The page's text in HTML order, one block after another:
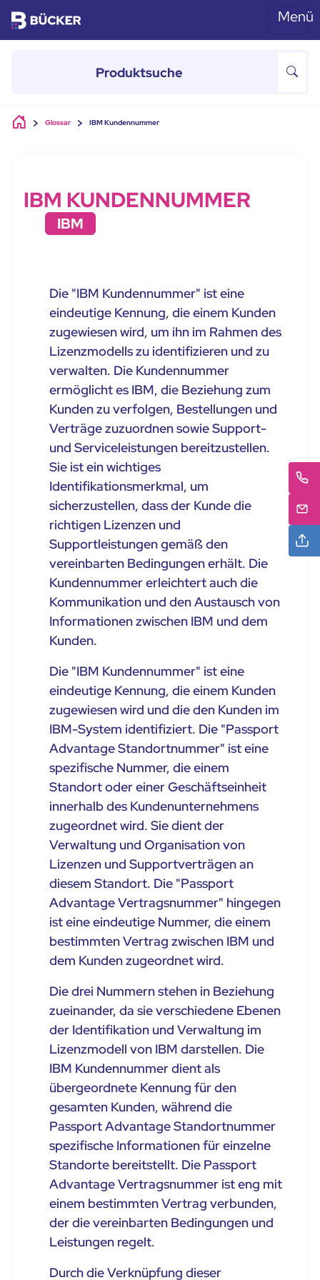
Skip to main content Menü
Glossar IBM Kundennummer
IBM KUNDENNUMMER
IBM
Die "IBM Kundennummer" ist eine
eindeutige Kennung, die einem Kunden
zugewiesen wird, um ihn im Rahmen des
Lizenzmodells zu identifizieren und zu
verwalten. Die Kundennummer
ermöglicht es IBM, die Beziehung zum
Kunden zu verfolgen, Bestellungen und
Verträge zuzuordnen sowie Support-
und Serviceleistungen bereitzustellen.
Sie ist ein wichtiges
Identifikationsmerkmal, um
sicherzustellen, dass der Kunde die
richtigen Lizenzen und
Supportleistungen gemäß den
vereinbarten Bedingungen erhält. Die
Kundennummer erleichtert auch die
Kommunikation und den Austausch von
Informationen zwischen IBM und dem
Kunden.
Die "IBM Kundennummer" ist eine
eindeutige Kennung, die einem Kunden
zugewiesen wird und die den Kunden im
IBM-System identifiziert. Die "Passport
Advantage Standortnummer" ist eine
spezifische Nummer, die einem
Standort oder einer Geschäftseinheit
innerhalb des Kundenunternehmens
zugeordnet wird. Sie dient der
Verwaltung und Organisation von
Lizenzen und Supportverträgen an
diesem Standort. Die "Passport
Advantage Vertragsnummer" hingegen
ist eine eindeutige Nummer, die einem
bestimmten Vertrag zwischen IBM und
dem Kunden zugeordnet wird.
Die drei Nummern stehen in Beziehung
zueinander, da sie verschiedene Ebenen
der Identifikation und Verwaltung im
Lizenzmodell von IBM darstellen. Die
IBM Kundennummer dient als
übergeordnete Kennung für den
gesamten Kunden, während die
Passport Advantage Standortnummer
spezifische Informationen für einzelne
Standorte bereitstellt. Die Passport
Advantage Vertragsnummer ist eng mit
einem bestimmten Vertrag verbunden,
der die vereinbarten Bedingungen und
Leistungen regelt.
Durch die Verknüpfung dieser